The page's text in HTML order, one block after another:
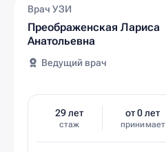
Врач УЗИ
Преображенская Лариса
Анатольевна
Ведущий врач
29 лет
стаж
от 0 лет
принимает